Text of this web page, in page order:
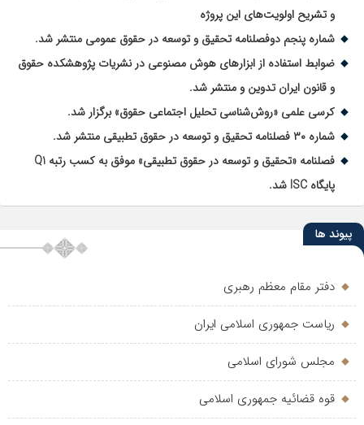
و تشریح اولویت‌های این پروژه
شماره پنجم دوفصلنامه تحقیق و توسعه در حقوق عمومی منتشر شد.
ضوابط استفاده از ابزارهای هوش مصنوعی در نشریات پژوهشکده حقوق
و قانون ایران تدوین و منتشر شد.
کرسی علمی «روش‌شناسی تحلیل اجتماعی حقوق» برگزار شد.
شماره ۳۰ فصلنامه تحقیق و توسعه در حقوق تطبیقی منتشر شد.
فصلنامه «تحقیق و توسعه در حقوق تطبیقی» موفق به کسب رتبه Q1
پایگاه ISC شد.
پیوند ها
دفتر مقام معظم رهبری
ریاست جمهوری اسلامی ایران
مجلس شورای اسلامی
قوه قضائیه جمهوری اسلامی